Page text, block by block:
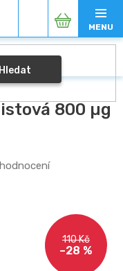
Hledat
Nákupní
košík
800 µg
110 Kč
–28 %